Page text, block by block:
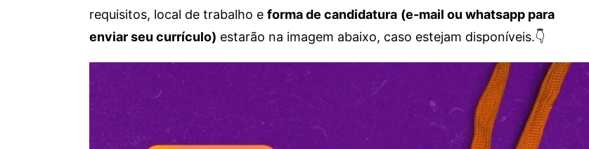
requisitos, local de trabalho e forma de candidatura (e-mail ou whatsapp para
enviar seu currículo) estarão na imagem abaixo, caso estejam disponíveis.👇